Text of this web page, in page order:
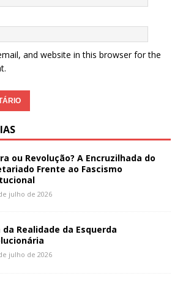
and website in this browser for the
ou Revolução? A Encruzilhada do
Frente ao Fascismo
julho de 2026
da Realidade da Esquerda
julho de 2026